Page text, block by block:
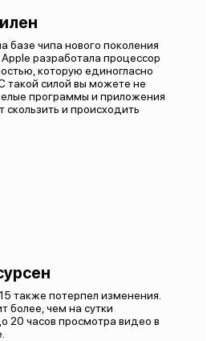
базе чипа нового поколения
разработала процессор
которую единогласно
такой силой вы можете не
программы и приложения
скользить и происходить
также потерпел изменения.
более, чем на сутки
20 часов просмотра видео в